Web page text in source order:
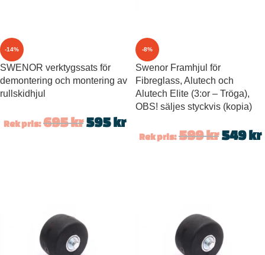
-14%
SWENOR verktygssats för
demontering och montering av
rullskidhjul
Rek pris: 695kr 595kr
-8%
Swenor Framhjul för
Fibreglass, Alutech och
Alutech Elite (3:or – Tröga),
OBS! säljes styckvis (kopia)
Rek pris: 599kr 549kr